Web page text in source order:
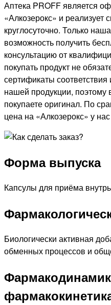
Аптека PROFF является
«Алкозерокс» и
круглосуточно. Только
возможность получить
консультацию от
покупать продукт не
сертификаты
нашей продукции,
покупаете оригинал. По
цена на «Алкозерокс» у
Форма выпуска
Капсулы для приёма
Биологически активная
обменных процессов и